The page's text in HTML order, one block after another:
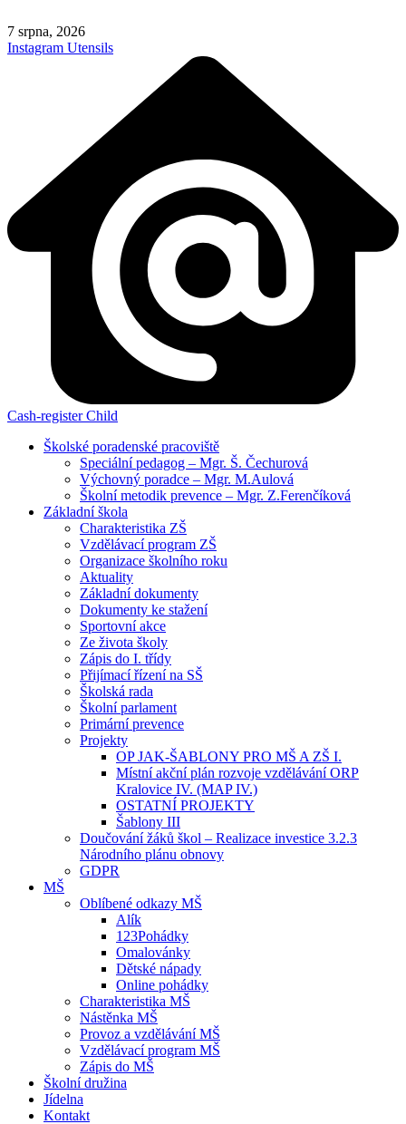
to
content
7 srpna, 2026
Instagram Utensils
Cash-register Child
Školské poradenské pracoviště
Speciální pedagog – Mgr. Š. Čechurová
Výchovný poradce – Mgr. M.Aulová
Školní metodik prevence – Mgr. Z.Ferenčíková
Základní škola
Charakteristika ZŠ
Vzdělávací program ZŠ
Organizace školního roku
Aktuality
Základní dokumenty
Dokumenty ke stažení
Sportovní akce
Ze života školy
Zápis do I. třídy
Přijímací řízení na SŠ
Školská rada
Školní parlament
Primární prevence
Projekty
OP JAK-ŠABLONY PRO MŠ A ZŠ I.
Místní akční plán rozvoje vzdělávání ORP
Kralovice IV. (MAP IV.)
OSTATNÍ PROJEKTY
Šablony III
Doučování žáků škol – Realizace investice 3.2.3
Národního plánu obnovy
GDPR
MŠ
Oblíbené odkazy MŠ
Alík
123Pohádky
Omalovánky
Dětské nápady
Online pohádky
Charakteristika MŠ
Nástěnka MŠ
Provoz a vzdělávání MŠ
Vzdělávací program MŠ
Zápis do MŠ
Školní družina
Jídelna
Kontakt